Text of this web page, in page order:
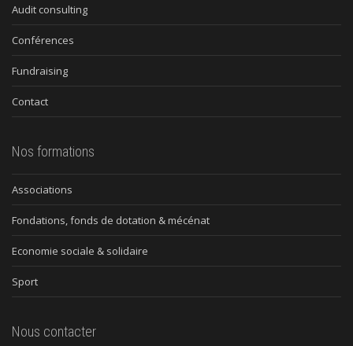
Audit consulting
Conférences
Fundraising
Contact
Nos formations
Associations
Fondations, fonds de dotation & mécénat
Economie sociale & solidaire
Sport
Nous contacter